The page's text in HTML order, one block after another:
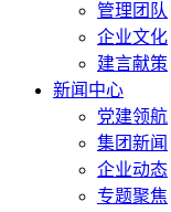
管理团队
企业文化
建言献策
新闻中心
党建领航
集团新闻
企业动态
专题聚焦